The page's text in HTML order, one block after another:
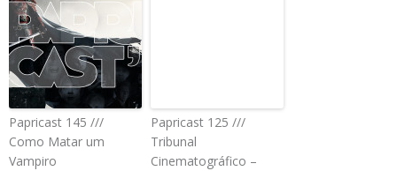
Papricast 145 ///
Como Matar um
Vampiro
Papricast 125 ///
Tribunal
Cinematográfico –